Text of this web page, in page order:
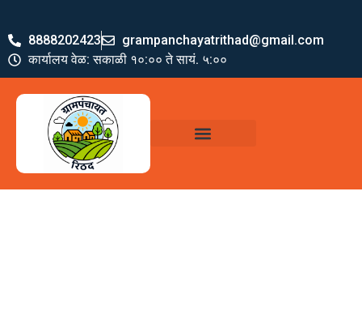
8888202423
grampanchayatrithad@gmail.com
कार्यालय वेळ: सकाळी १०:०० ते सायं. ५:००